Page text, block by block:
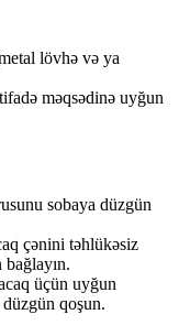
lövhə və ya
məqsədinə uyğun
sobaya düzgün
çənini təhlükəsiz
üçün uyğun
qoşun.